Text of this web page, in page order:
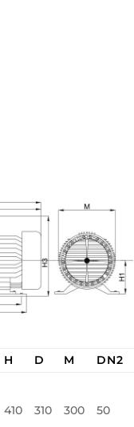
H D M DN2
410 310 300 50